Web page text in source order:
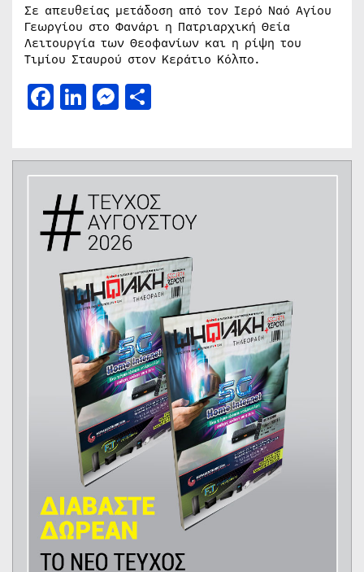
Σε απευθείας μετάδοση από τον Ιερό Ναό Αγίου
Γεωργίου στο Φανάρι η Πατριαρχική Θεία
Λειτουργία των Θεοφανίων και η ρίψη του
Τιμίου Σταυρού στον Κεράτιο Κόλπο.
Facebook
LinkedIn
Messenger